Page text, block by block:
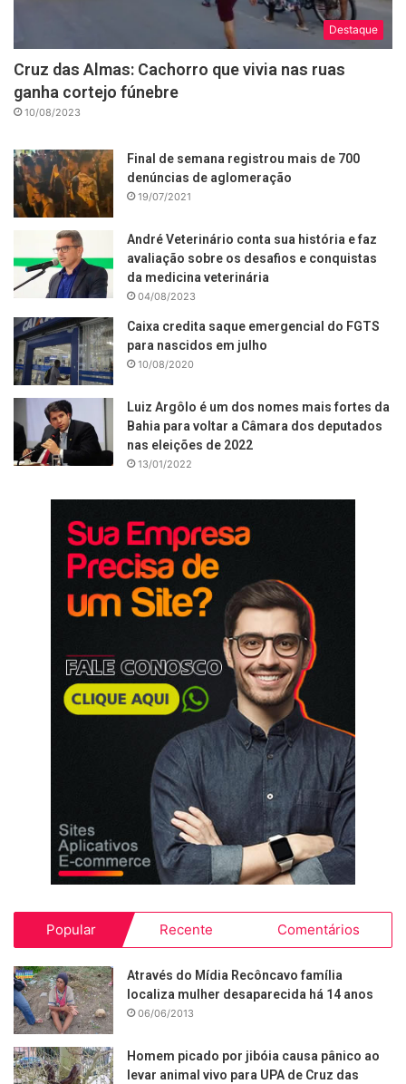
Destaque
Cruz das Almas: Cachorro que vivia nas ruas
ganha cortejo fúnebre
10/08/2023
Final de semana registrou mais de 700
denúncias de aglomeração
19/07/2021
André Veterinário conta sua história e faz
avaliação sobre os desafios e conquistas
da medicina veterinária
04/08/2023
Caixa credita saque emergencial do FGTS
para nascidos em julho
10/08/2020
Luiz Argôlo é um dos nomes mais fortes da
Bahia para voltar a Câmara dos deputados
nas eleições de 2022
13/01/2022
Popular Recente Comentários
Através do Mídia Recôncavo família
localiza mulher desaparecida há 14 anos
06/06/2013
Homem picado por jibóia causa pânico ao
levar animal vivo para UPA de Cruz das